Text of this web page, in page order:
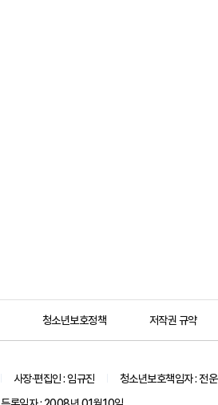
청소년보호정책 저작권 규약
사장·편집인 : 임규진 청소년보호책임자 : 전운